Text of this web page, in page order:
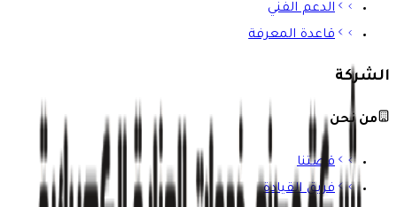
الدعم الفني
قاعدة المعرفة
الشركة
من نحن
قصتنا
فريق القيادة